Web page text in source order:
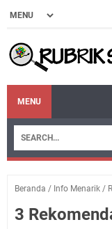
MENU
Beranda / Info Menarik /
3